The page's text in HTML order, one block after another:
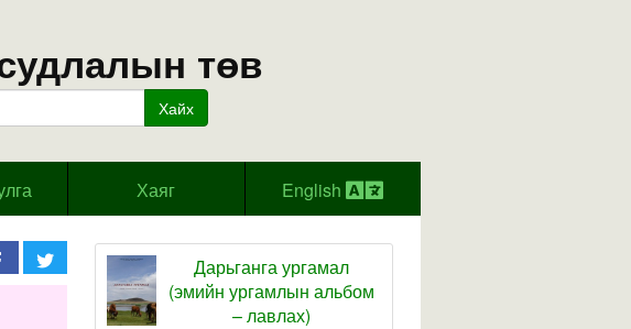
төв
Хайх
Хаяг English
Дарьганга ургамал
(эмийн ургамлын альбом
– лавлах)